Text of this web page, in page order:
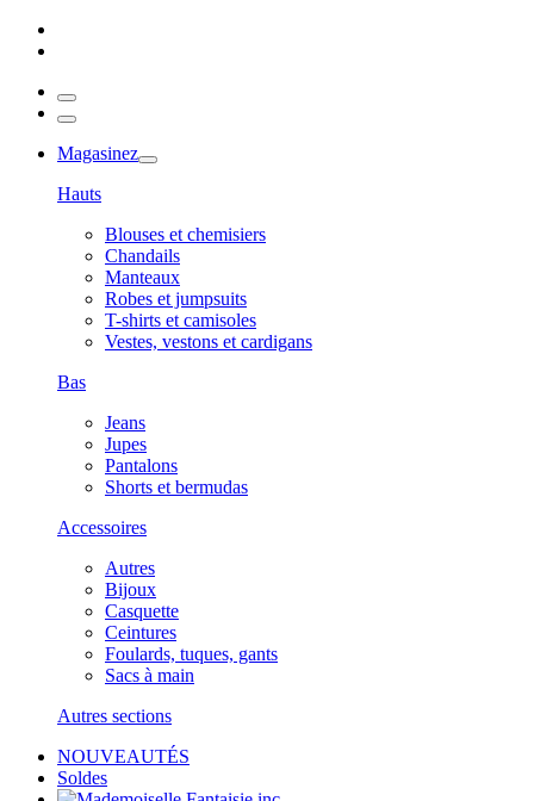
Magasinez
Hauts
Blouses et chemisiers
Chandails
Manteaux
Robes et jumpsuits
T-shirts et camisoles
Vestes, vestons et cardigans
Bas
Jeans
Jupes
Pantalons
Shorts et bermudas
Accessoires
Autres
Bijoux
Casquette
Ceintures
Foulards, tuques, gants
Sacs à main
Autres sections
NOUVEAUTÉS
Soldes